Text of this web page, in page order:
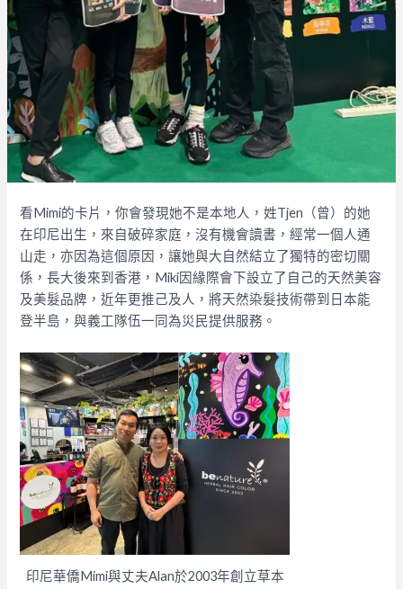
看Mimi的卡片，你會發現她不是本地人，姓Tjen（曾）的她
在印尼出生，來自破碎家庭，沒有機會讀書，經常一個人通
山走，亦因為這個原因，讓她與大自然結立了獨特的密切關
係，長大後來到香港，Miki因緣際會下設立了自己的天然美容
及美髮品牌，近年更推己及人，將天然染髮技術帶到日本能
登半島，與義工隊伍一同為災民提供服務。
印尼華僑Mimi與丈夫Alan於2003年創立草本